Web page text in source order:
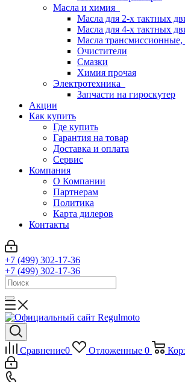
Масла и химия
Масла для 2-х тактных
Масла для 4-х тактных
Масла
Очистители
Смазки
Химия прочая
Электротехника
Запчасти на гироскутер
Акции
Как купить
Где купить
Гарантия на товар
Доставка и оплата
Сервис
Компания
О Компании
Партнерам
Политика
Карта дилеров
Контакты
+7 (499) 302-17-36
+7 (499) 302-17-36
Сравнение0 Отложенные 0